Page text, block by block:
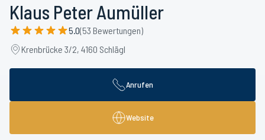
Klaus Peter Aumüller
5.0(53 Bewertungen)
Krenbrücke 3/2, 4160 Schlägl
Anrufen
Website